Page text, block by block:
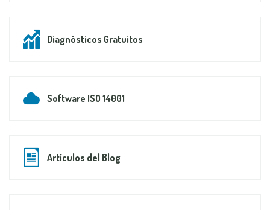
Diagnósticos Gratuitos
Software ISO 14001
Artículos del Blog